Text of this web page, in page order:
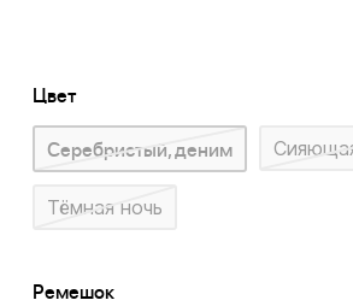
Цвет
Серебристый, деним
Тёмная ночь
Ремешок